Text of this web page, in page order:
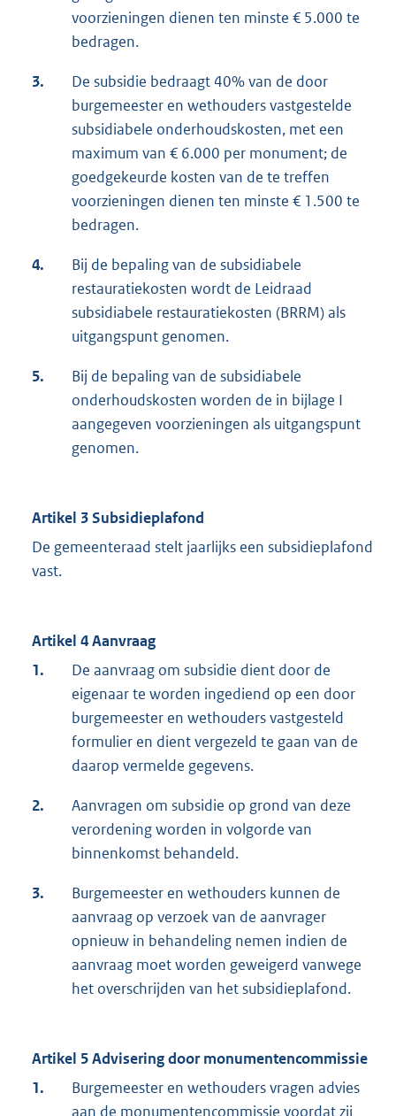
voorzieningen dienen ten minste € 5.000 te
bedragen.
3.
De subsidie bedraagt 40% van de door
burgemeester en wethouders vastgestelde
subsidiabele onderhoudskosten, met een
maximum van € 6.000 per monument; de
goedgekeurde kosten van de te treffen
voorzieningen dienen ten minste € 1.500 te
bedragen.
4.
Bij de bepaling van de subsidiabele
restauratiekosten wordt de Leidraad
subsidiabele restauratiekosten (BRRM) als
uitgangspunt genomen.
5.
Bij de bepaling van de subsidiabele
onderhoudskosten worden de in bijlage I
aangegeven voorzieningen als uitgangspunt
genomen.
Artikel 3 Subsidieplafond
De gemeenteraad stelt jaarlijks een subsidieplafond
vast.
Artikel 4 Aanvraag
1.
De aanvraag om subsidie dient door de
eigenaar te worden ingediend op een door
burgemeester en wethouders vastgesteld
formulier en dient vergezeld te gaan van de
daarop vermelde gegevens.
2.
Aanvragen om subsidie op grond van deze
verordening worden in volgorde van
binnenkomst behandeld.
3.
Burgemeester en wethouders kunnen de
aanvraag op verzoek van de aanvrager
opnieuw in behandeling nemen indien de
aanvraag moet worden geweigerd vanwege
het overschrijden van het subsidieplafond.
Artikel 5 Advisering door monumentencommissie
1.
Burgemeester en wethouders vragen advies
aan de monumentencommissie voordat zij